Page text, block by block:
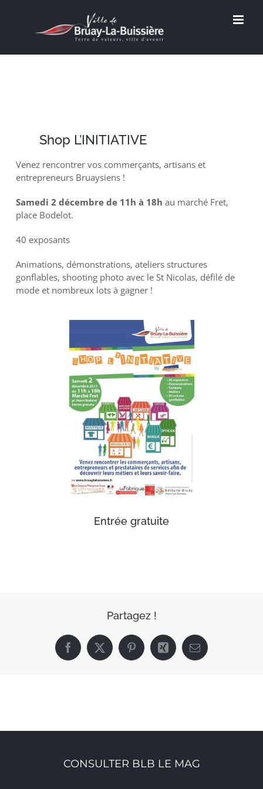
Shop L’INITIATIVE
Venez rencontrer vos commerçants, artisans et
entrepreneurs Bruaysiens !
Samedi 2 décembre de 11h à 18h au marché Fret,
place Bodelot.
40 exposants
Animations, démonstrations, ateliers structures
gonflables, shooting photo avec le St Nicolas, défilé de
mode et nombreux lots à gagner !
Entrée gratuite
Partagez !
Facebook
X PinterestXing Email
CONSULTER BLB LE MAG